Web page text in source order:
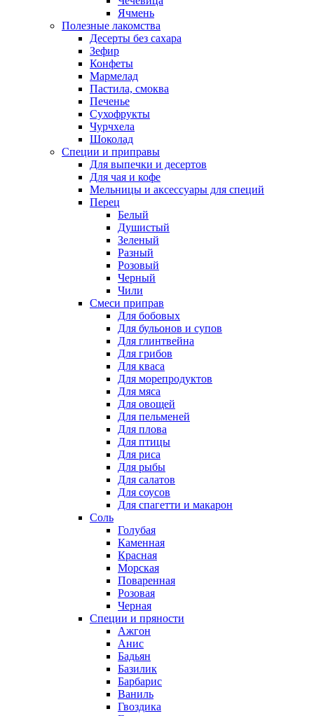
Ячмень
Полезные лакомства
Десерты без сахара
Зефир
Конфеты
Мармелад
Пастила, смоква
Печенье
Сухофрукты
Чурчхела
Шоколад
Специи и приправы
Для выпечки и десертов
Для чая и кофе
Мельницы и аксессуары для специй
Перец
Белый
Душистый
Зеленый
Разный
Розовый
Черный
Чили
Смеси приправ
Для бобовых
Для бульонов и супов
Для глинтвейна
Для грибов
Для кваса
Для морепродуктов
Для мяса
Для овощей
Для пельменей
Для плова
Для птицы
Для риса
Для рыбы
Для салатов
Для соусов
Для спагетти и макарон
Соль
Голубая
Каменная
Красная
Морская
Поваренная
Розовая
Черная
Специи и пряности
Ажгон
Анис
Бадьян
Базилик
Барбарис
Ваниль
Гвоздика